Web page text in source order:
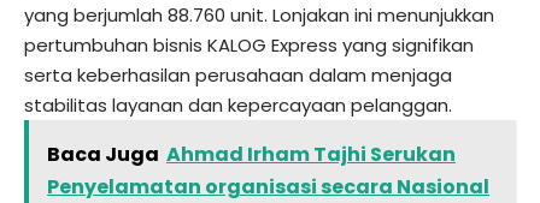
yang berjumlah 88.760 unit. Lonjakan ini menunjukkan
pertumbuhan bisnis KALOG Express yang signifikan
serta keberhasilan perusahaan dalam menjaga
stabilitas layanan dan kepercayaan pelanggan.
Baca Juga Ahmad Irham Tajhi Serukan
Penyelamatan organisasi secara Nasional